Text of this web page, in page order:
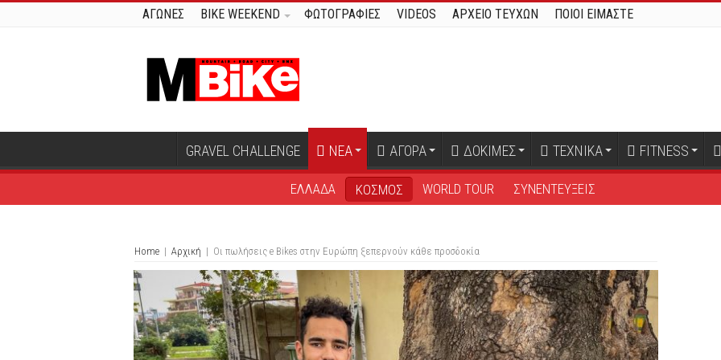
ΑΓΩΝΕΣ BIKE WEEKEND ΦΩΤΟΓΡΑΦΙΕΣ VIDEOS ΑΡΧΕΙΟ ΤΕΥΧΩΝ ΠΟΙΟΙ ΕΙΜΑΣΤΕ
GRAVEL CHALLENGE ΝΕΑ ΑΓΟΡΑ ΔΟΚΙΜΕΣ ΤΕΧΝΙΚΑ FITNESS
ΕΛΛΑΔΑ ΚΟΣΜΟΣ WORLD TOUR ΣΥΝΕΝΤΕΥΞΕΙΣ
Home | Αρχική | Oι πωλήσεις e Bikes στην Ευρώπη ξεπερνούν κάθε προσδοκία